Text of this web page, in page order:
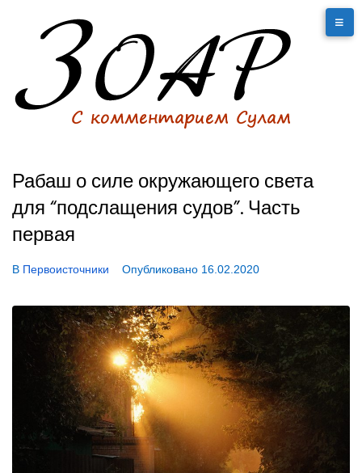
Рабаш о силе окружающего света
для “подслащения судов”. Часть
первая
В Первоисточники Опубликовано 16.02.2020